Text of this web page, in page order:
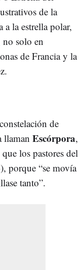
de la
a la estrella polar,
no solo en
de Francia y la
de
llaman Escórpora,
los pastores del
porque “se movía
tanto”.